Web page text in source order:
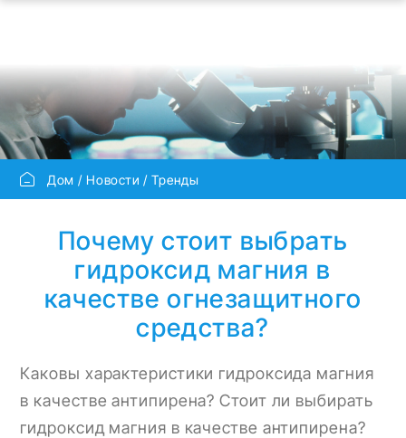
Дом Новости Тренды
Почему стоит выбрать
гидроксид магния в
качестве огнезащитного
средства?
Каковы характеристики гидроксида магния
в качестве антипирена? Стоит ли выбирать
гидроксид магния в качестве антипирена?